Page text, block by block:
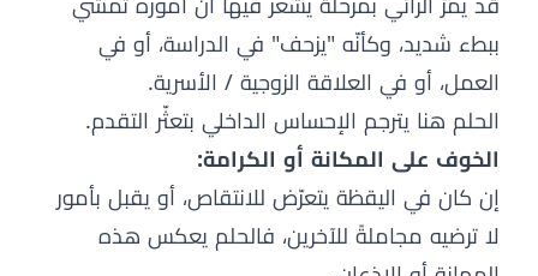
ببطء شديد، وكأنّه "يزحف" في الدراسة، أو في
العمل، أو في العلاقة الزوجية / الأسرية.
الحلم هنا يترجم الإحساس الداخلي بتعثّر التقدم.
الخوف على المكانة أو الكرامة:
إن كان في اليقظة يتعرّض للانتقاص، أو يقبل بأمور
لا ترضيه مجاملةً للآخرين، فالحلم يعكس هذه